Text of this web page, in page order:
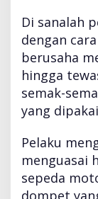
Di sanalah
dengan
berusaha
hingga
semak-
yang
Pelaku
menguasai
sepeda
dompet